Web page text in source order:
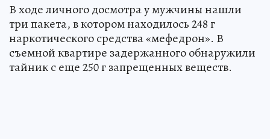
В ходе личного досмотра у мужчины нашли
три пакета, в котором находилось 248 г
наркотического средства «мефедрон». В
съемной квартире задержанного обнаружили
тайник с еще 250 г запрещенных веществ.